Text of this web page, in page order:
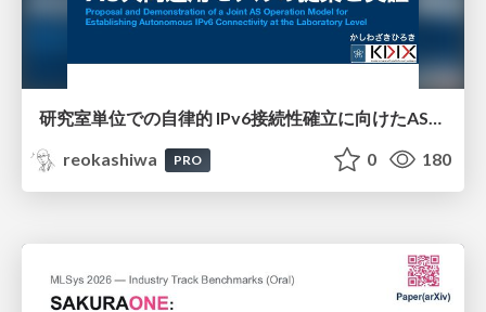
研究室単位での自律的 IPv6接続性確立に向けたAS共同運用モデルの提案と実証
reokashiwa
PRO 0 180